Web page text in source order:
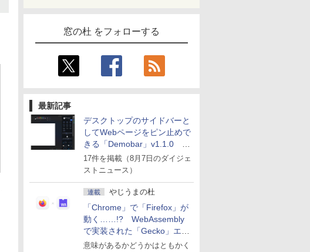
窓の杜 をフォローする
最新記事
デスクトップのサイドバーと
してWebページをピン止めで
きる「Demobar」v1.1.0 ほ
か
17件を掲載（8月7日のダイジェ
ストニュース）
連載 やじうまの杜
「Chrome」で「Firefox」が
動く……!? WebAssembly
で実装された「Gecko」エン
ジン
意味があるかどうかはともかく